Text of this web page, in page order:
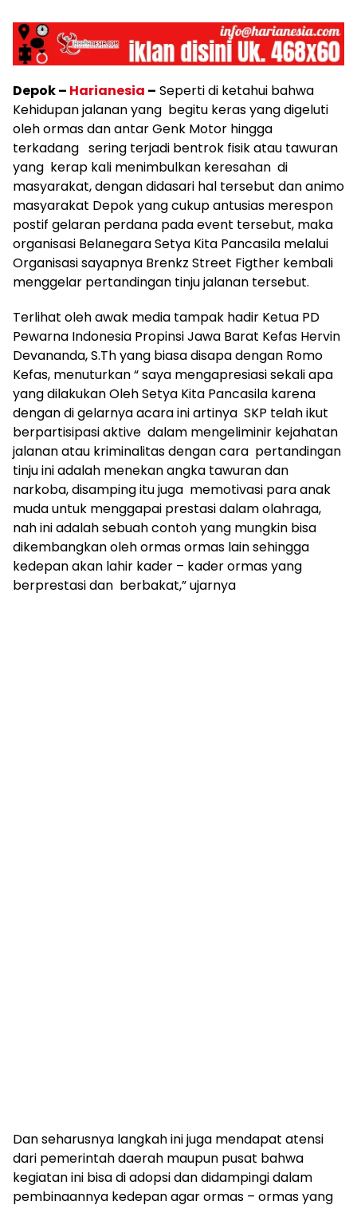
Depok – Harianesia – Seperti di ketahui bahwa
Kehidupan jalanan yang begitu keras yang digeluti
oleh ormas dan antar Genk Motor hingga
terkadang sering terjadi bentrok fisik atau tawuran
yang kerap kali menimbulkan keresahan di
masyarakat, dengan didasari hal tersebut dan animo
masyarakat Depok yang cukup antusias merespon
postif gelaran perdana pada event tersebut, maka
organisasi Belanegara Setya Kita Pancasila melalui
Organisasi sayapnya Brenkz Street Figther kembali
menggelar pertandingan tinju jalanan tersebut.
Terlihat oleh awak media tampak hadir Ketua PD
Pewarna Indonesia Propinsi Jawa Barat Kefas Hervin
Devananda, S.Th yang biasa disapa dengan Romo
Kefas, menuturkan “ saya mengapresiasi sekali apa
yang dilakukan Oleh Setya Kita Pancasila karena
dengan di gelarnya acara ini artinya SKP telah ikut
berpartisipasi aktive dalam mengeliminir kejahatan
jalanan atau kriminalitas dengan cara pertandingan
tinju ini adalah menekan angka tawuran dan
narkoba, disamping itu juga memotivasi para anak
muda untuk menggapai prestasi dalam olahraga,
nah ini adalah sebuah contoh yang mungkin bisa
dikembangkan oleh ormas ormas lain sehingga
kedepan akan lahir kader – kader ormas yang
berprestasi dan berbakat,” ujarnya
Dan seharusnya langkah ini juga mendapat atensi
dari pemerintah daerah maupun pusat bahwa
kegiatan ini bisa di adopsi dan didampingi dalam
pembinaannya kedepan agar ormas – ormas yang